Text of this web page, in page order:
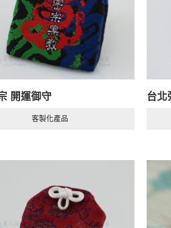
開運御守
客製化產品
台北